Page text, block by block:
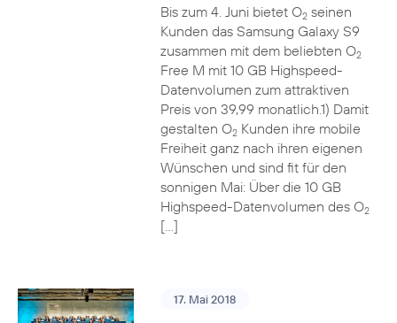
Bis zum 4. Juni bietet O2seinen
Kunden das Samsung Galaxy S9
zusammen mit dem beliebten O2
Free M mit 10 GB Highspeed-
Datenvolumen zum attraktiven
Preis von 39,99 monatlich.1) Damit
gestalten O2Kunden ihre mobile
Freiheit ganz nach ihren eigenen
Wünschen und sind fit für den
sonnigen Mai: Über die 10 GB
Highspeed-Datenvolumen des O2
[…]
17. Mai 2018